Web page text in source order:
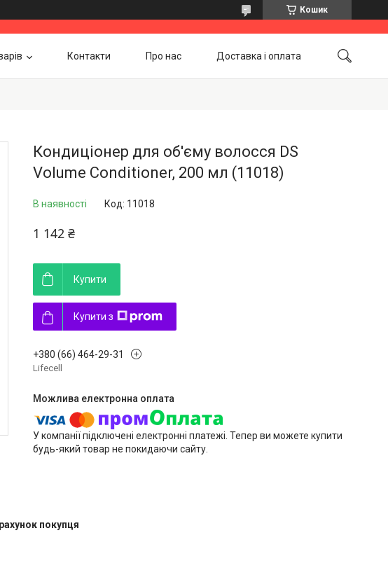
Кошик
Контакти Про нас Доставка і оплата
Кондиціонер для об'єму волосся DS
Volume Conditioner, 200 мл (11018)
В наявності Код: 11018
1 142 ₴
Купити
Купити з
+380 (66) 464-29-31
Lifecell
У компанії підключені електронні платежі. Тепер ви можете купити
будь-який товар не покидаючи сайту.
покупця